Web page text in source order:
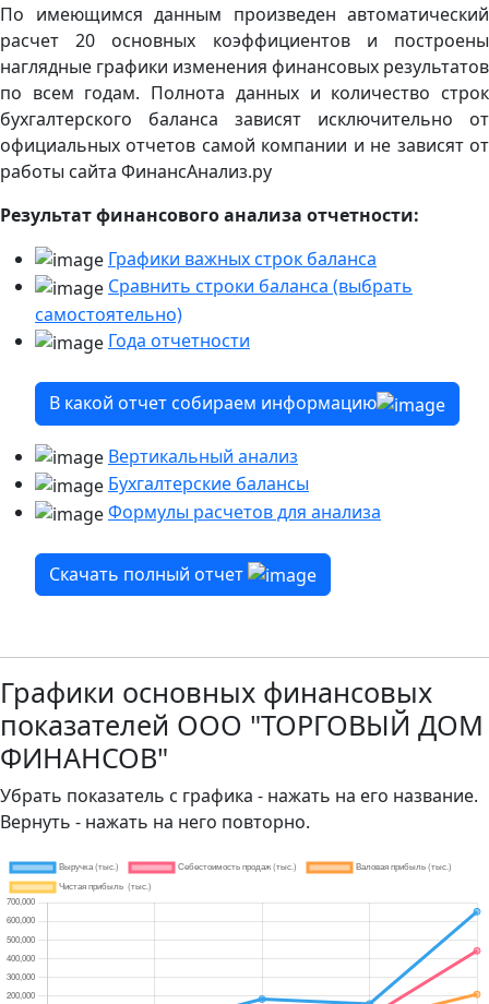
По имеющимся данным произведен автоматический
расчет 20 основных коэффициентов и построены
наглядные графики изменения финансовых результатов
по всем годам. Полнота данных и количество строк
бухгалтерского баланса зависят исключительно от
официальных отчетов самой компании и не зависят от
работы сайта ФинансАнализ.ру
Результат финансового анализа отчетности:
Графики важных строк баланса
Сравнить строки баланса (выбрать
самостоятельно)
Года отчетности
В какой отчет собираем информацию
Вертикальный анализ
Бухгалтерские балансы
Формулы расчетов для анализа
Скачать полный отчет
Графики основных финансовых
показателей ООО "ТОРГОВЫЙ ДОМ
ФИНАНСОВ"
Убрать показатель с графика - нажать на его название.
Вернуть - нажать на него повторно.